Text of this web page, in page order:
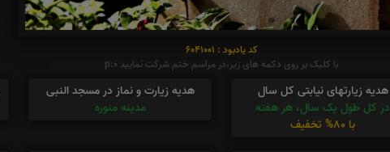
کد یادبود : 6041001
با کلیک بر روی دکمه های زیر،در مراسم ختم شرکت نمایید p:0
هدیه زیارتهای نیابتی کل سال
در کل طول یک سال، هر هفته
با 80% تخفیف
هدیه زیارت و نماز در مسجد النبی
مدینه منوره